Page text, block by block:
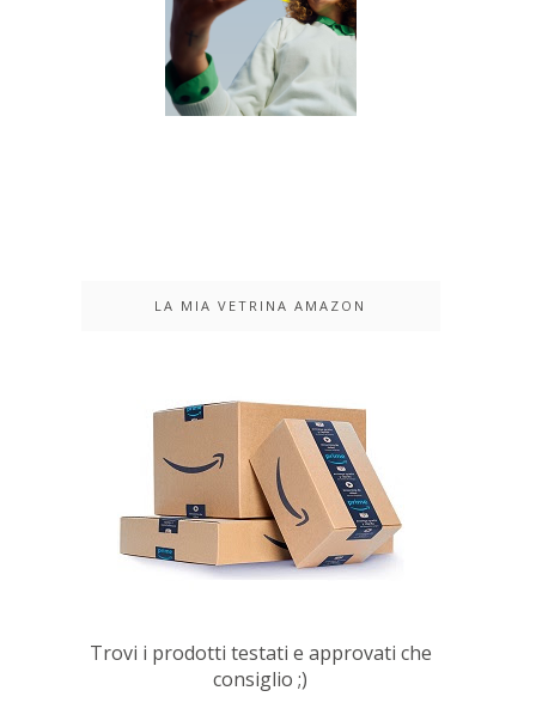
LA MIA VETRINA AMAZON
Trovi i prodotti testati e approvati che
consiglio ;)